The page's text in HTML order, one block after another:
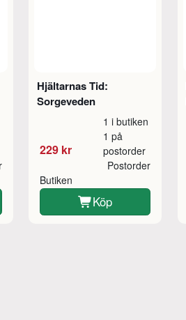
Hjältarnas Tid:
Sorgeveden
229 kr
1 i butiken
1 på
postorder
Butiken
Postorder
Köp